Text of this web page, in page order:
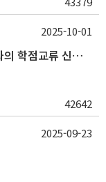
2025학년도 동계 계절학기 국내 타 대학과의 학점교류 신청 안내
42642
2025-10-01
2025-09-23